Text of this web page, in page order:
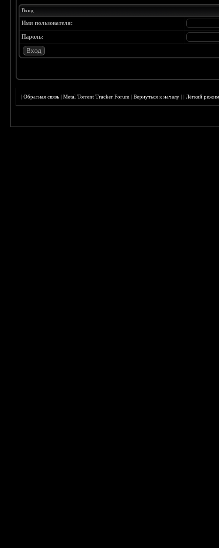
Вход
Имя пользователя:
Пароль:
|Обратная связь |Metal Torrent Tracker Forum |Вернуться к началу ||Лёгкий